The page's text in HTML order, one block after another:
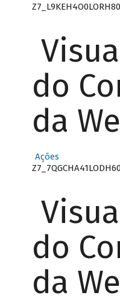
do
da
Ações
do
da